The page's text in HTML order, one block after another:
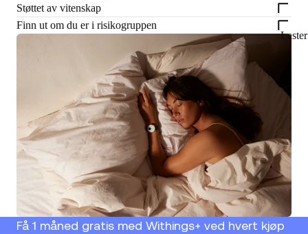
Støttet av vitenskap
Finn ut om du er i risikogruppen
Få 1 måned gratis med Withings+ ved hvert kjøp